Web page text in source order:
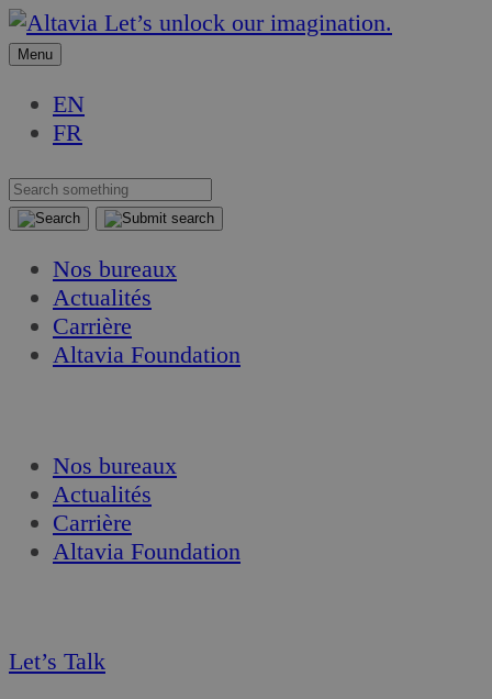
Aller
au
Aller
au
Let’s unlock our imagination.
Menu
EN
FR
Nos bureaux
Actualités
Carrière
Altavia Foundation
Nos bureaux
Actualités
Carrière
Altavia Foundation
Let’s Talk